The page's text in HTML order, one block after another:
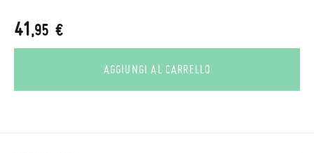
41,95 €
AGGIUNGI AL CARRELLO